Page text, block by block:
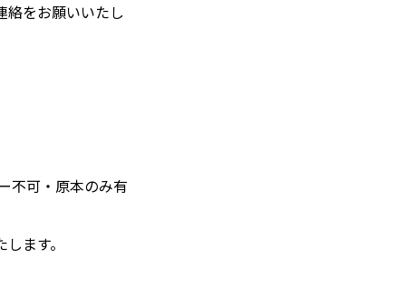
をお願いいたし
不可・原本のみ有
ます。